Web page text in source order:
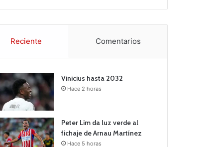
Reciente Comentarios
Vinicius hasta 2032
Hace 2 horas
Peter Lim da luz verde al
fichaje de Arnau Martínez
Hace 5 horas